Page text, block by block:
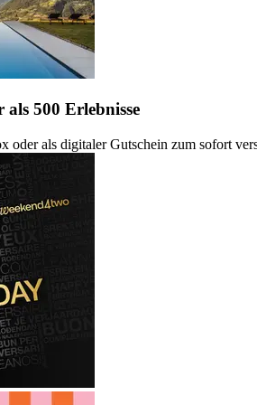
als 500 Erlebnisse
oder als digitaler Gutschein zum sofort